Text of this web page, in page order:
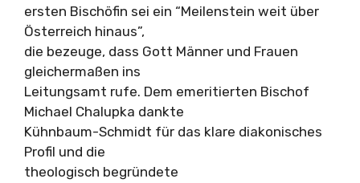
ersten Bischöfin sei ein “Meilenstein weit über
Österreich hinaus”,
die bezeuge, dass Gott Männer und Frauen
gleichermaßen ins
Leitungsamt rufe. Dem emeritierten Bischof
Michael Chalupka dankte
Kühnbaum-Schmidt für das klare diakonisches
Profil und die
theologisch begründete